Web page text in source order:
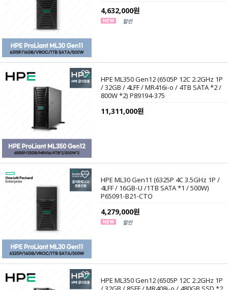
4,632,000원
HPE ML350 Gen12 (6505P 12C 2.2GHz 1P
/ 32GB / 4LFF / MR416i-o / 4TB SATA *2 /
800W *2) P89194-375
11,311,000원
HPE ML30 Gen11 (6325P 4C 3.5GHz 1P /
4LFF / 16GB-U /1TB SATA *1 / 500W)
P65091-B21-CTO
4,279,000원
HPE ML350 Gen12 (6505P 12C 2.2GHz 1P